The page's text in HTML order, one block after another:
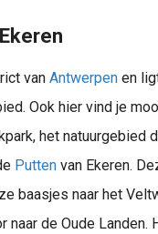
van Antwerpen en
Ook hier vind je
het natuurgebied
Putten van Ekeren.
baasjes naar het
naar de Oude Landen.